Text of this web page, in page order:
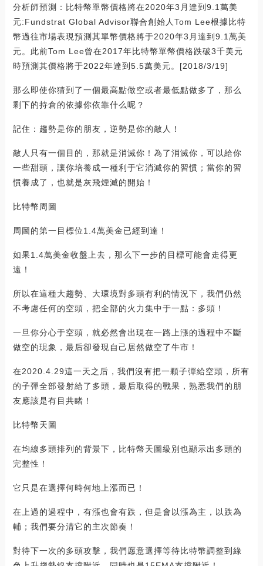
分析師預測：比特幣單幣價格將在2020年3月達到9.1萬美
元:Fundstrat Global Advisor聯合創始人Tom Lee根據比特
幣過往市場表現預測其單幣價格將于2020年3月達到9.1萬美
元。此前Tom Lee曾在2017年比特幣單幣價格跌破3千美元
時預測其價格將于2022年達到5.5萬美元。[2018/3/19]
那么即使你猜到了一個最高點做空或者最低點做多了，那么
剩下的持倉的依據你依靠什么呢？
記住：趨勢是你的朋友，逆勢是你的敵人！
敵人只有一個目的，那就是消滅你！為了消滅你，可以給你
一些甜頭，讓你培養成一種利于它消滅你的習慣；當你的習
慣養成了，也就是灰飛煙滅的開始！
比特幣周圖
周圖的第一目標位1.4萬美金已經到達！
如果1.4萬美金收盤上去，那么下一步的目標可能會走得更
遠！
所以在這種大趨勢、大環境對多頭有利的情況下，我們仍然
不考慮任何的空頭，把全部的火力集中于一點：多頭！
一旦你分心于空頭，就必然會出現在一路上漲的過程中不斷
做空的現象，最后卻發現自己居然做空了牛市！
在2020.4.29這一天之后，我們沒有把一顆子彈給空頭，所有
的子彈全部發射給了多頭，最后取得的戰果，熟悉我們的朋
友應該是有目共睹！
比特幣天圖
在均線多頭排列的背景下，比特幣天圖級別也顯示出多頭的
完整性！
它只是在選擇何時何地上漲而已！
在上過的過程中，有漲也會有跌，但是會以漲為主，以跌為
輔；我們要分清它的主次節奏！
對待下一次的多頭攻擊，我們愿意選擇等待比特幣調整到綠